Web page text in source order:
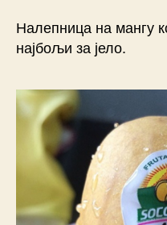
Налепница на мангу
најбољи за јело.